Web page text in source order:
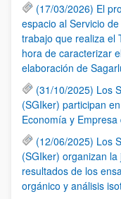
(17/03/2026) El
espacio al Servicio
trabajo que realiza el
hora de caracterizar
elaboración de
(31/10/2025) Los
(SGIker) participan
Economía y Empresa
(12/06/2025) Los
(SGIker) organizan
resultados de los
orgánico y análisis